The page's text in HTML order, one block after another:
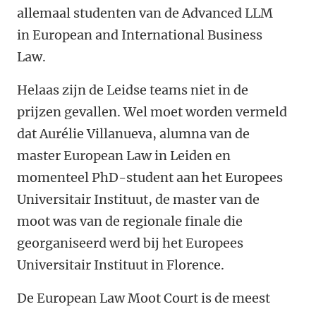
allemaal studenten van de Advanced LLM
in European and International Business
Law.
Helaas zijn de Leidse teams niet in de
prijzen gevallen. Wel moet worden vermeld
dat Aurélie Villanueva, alumna van de
master European Law in Leiden en
momenteel PhD-student aan het Europees
Universitair Instituut, de master van de
moot was van de regionale finale die
georganiseerd werd bij het Europees
Universitair Instituut in Florence.
De European Law Moot Court is de meest